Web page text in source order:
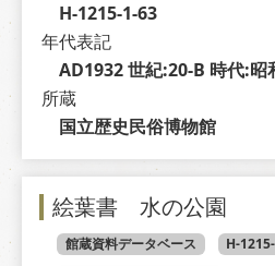
H-1215-1-63
年代表記
AD1932 世紀:20-B 時代:昭
所蔵
国立歴史民俗博物館
絵葉書 水の公園
館蔵資料データベース
H-